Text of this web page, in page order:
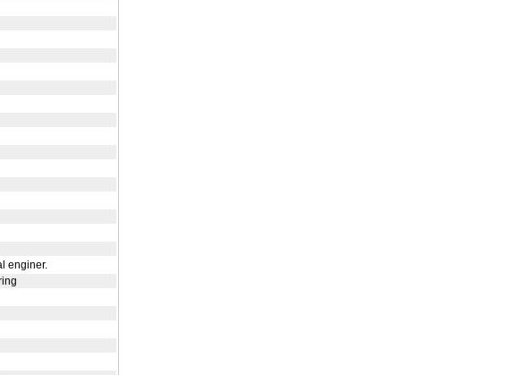
enginer.